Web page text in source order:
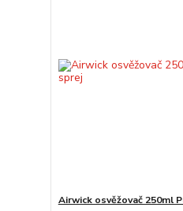
Airwick osvěžovač 250ml